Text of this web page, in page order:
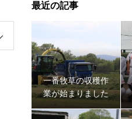
最近の記事
一番牧草の収穫作
業が始まりました